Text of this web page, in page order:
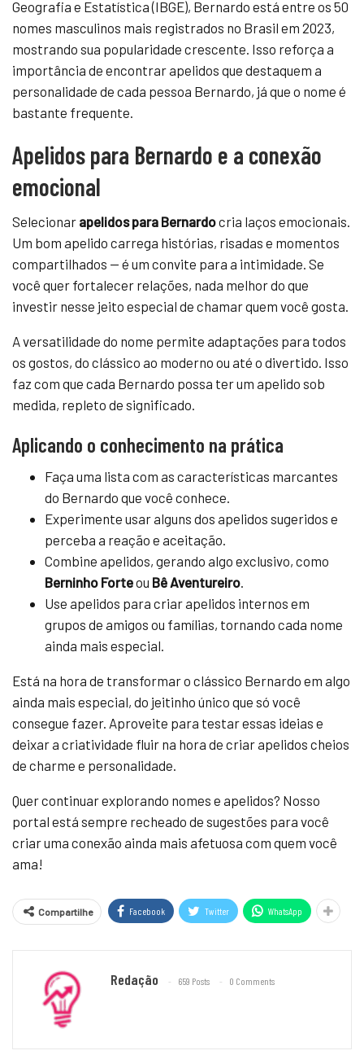
Geografia e Estatística (IBGE), Bernardo está entre os 50
nomes masculinos mais registrados no Brasil em 2023,
mostrando sua popularidade crescente. Isso reforça a
importância de encontrar apelidos que destaquem a
personalidade de cada pessoa Bernardo, já que o nome é
bastante frequente.
Apelidos para Bernardo e a conexão
emocional
Selecionar apelidos para Bernardocria laços emocionais.
Um bom apelido carrega histórias, risadas e momentos
compartilhados — é um convite para a intimidade. Se
você quer fortalecer relações, nada melhor do que
investir nesse jeito especial de chamar quem você gosta.
A versatilidade do nome permite adaptações para todos
os gostos, do clássico ao moderno ou até o divertido. Isso
faz com que cada Bernardo possa ter um apelido sob
medida, repleto de significado.
Aplicando o conhecimento na prática
Faça uma lista com as características marcantes
do Bernardo que você conhece.
Experimente usar alguns dos apelidos sugeridos e
perceba a reação e aceitação.
Combine apelidos, gerando algo exclusivo, como
Berninho Forteou Bê Aventureiro
Use apelidos para criar apelidos internos em
grupos de amigos ou famílias, tornando cada nome
ainda mais especial.
Está na hora de transformar o clássico Bernardo em algo
ainda mais especial, do jeitinho único que só você
consegue fazer. Aproveite para testar essas ideias e
deixar a criatividade fluir na hora de criar apelidos cheios
de charme e personalidade.
Quer continuar explorando nomes e apelidos? Nosso
portal está sempre recheado de sugestões para você
criar uma conexão ainda mais afetuosa com quem você
ama!
Compartilhe Facebook Twitter WhatsApp
Redação 659 Posts 0 Comments